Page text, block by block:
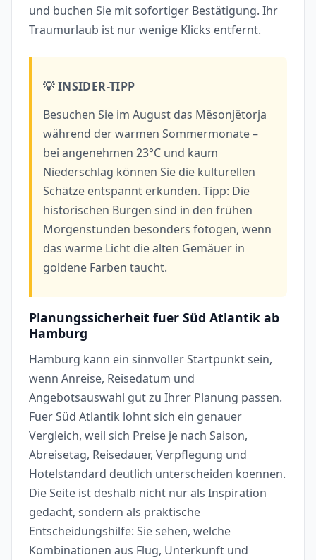
und buchen Sie mit sofortiger Bestätigung. Ihr
Traumurlaub ist nur wenige Klicks entfernt.
💡 INSIDER-TIPP
Besuchen Sie im August das Mësonjëtorja
während der warmen Sommermonate –
bei angenehmen 23°C und kaum
Niederschlag können Sie die kulturellen
Schätze entspannt erkunden. Tipp: Die
historischen Burgen sind in den frühen
Morgenstunden besonders fotogen, wenn
das warme Licht die alten Gemäuer in
goldene Farben taucht.
Planungssicherheit fuer Süd Atlantik ab
Hamburg
Hamburg kann ein sinnvoller Startpunkt sein,
wenn Anreise, Reisedatum und
Angebotsauswahl gut zu Ihrer Planung passen.
Fuer Süd Atlantik lohnt sich ein genauer
Vergleich, weil sich Preise je nach Saison,
Abreisetag, Reisedauer, Verpflegung und
Hotelstandard deutlich unterscheiden koennen.
Die Seite ist deshalb nicht nur als Inspiration
gedacht, sondern als praktische
Entscheidungshilfe: Sie sehen, welche
Kombinationen aus Flug, Unterkunft und